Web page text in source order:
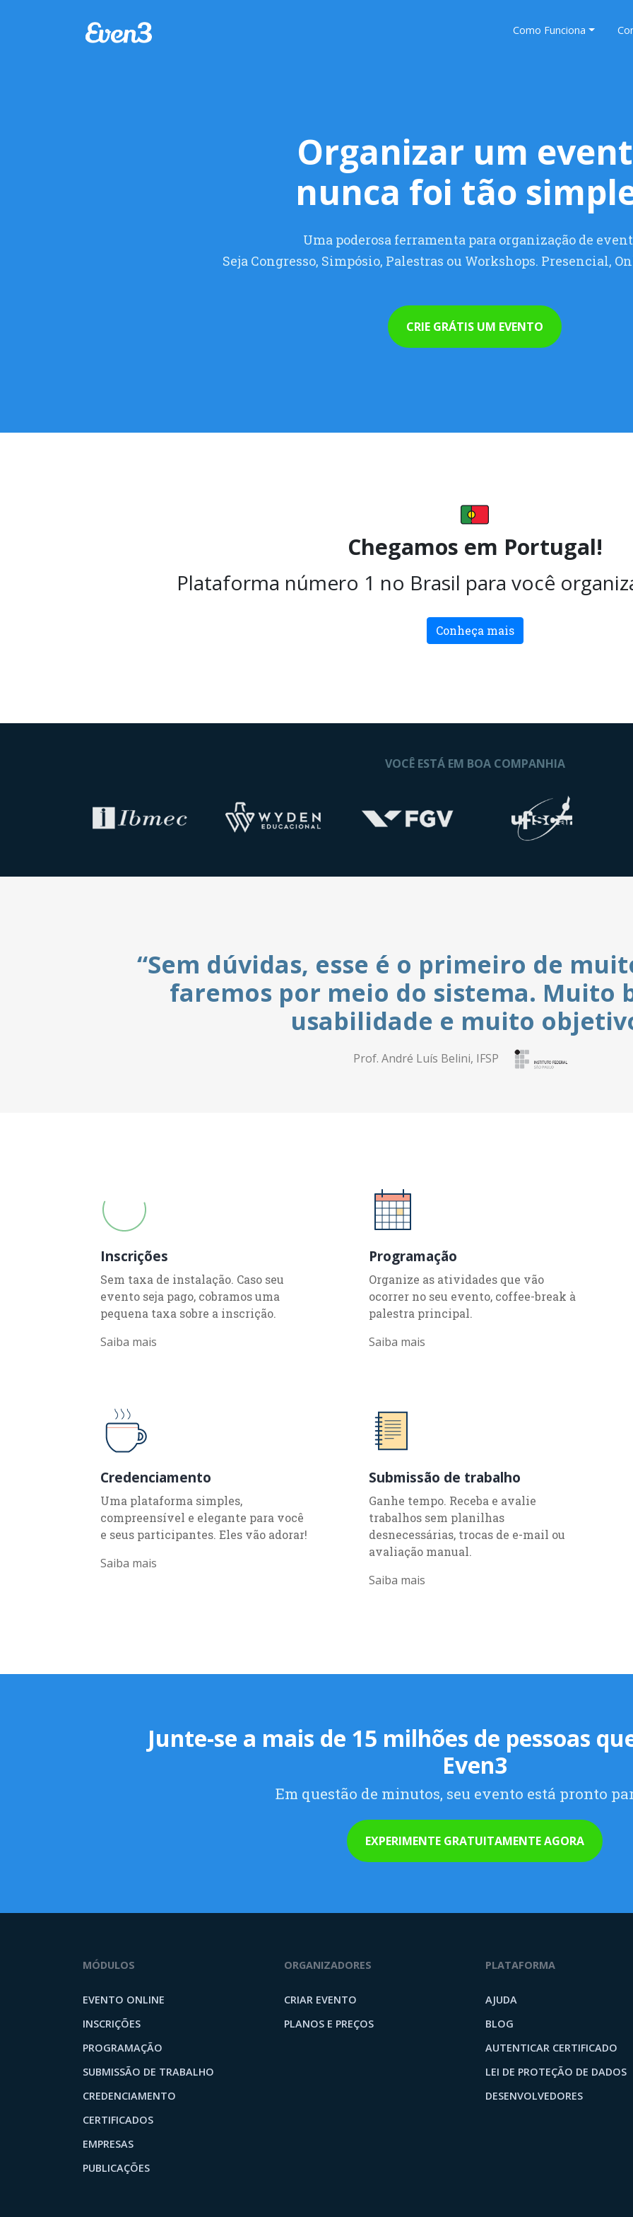
Como Funciona
Organizar um
nunca foi tão
Uma poderosa ferramenta para organização de
Seja Congresso, Simpósio, Palestras ou Workshops. Presencial,
CRIE GRÁTIS UM EVENTO
Chegamos em Portugal!
Plataforma número 1 no Brasil para você
Conheça mais
VOCÊ ESTÁ EM BOA COMPANHIA
“Sem dúvidas, esse é o primeiro de muitos
faremos por meio do sistema. Muito bom, de
usabilidade e muito objetivo.”
Prof. André Luís Belini, IFSP
Inscrições
Sem taxa de instalação. Caso seu
evento seja pago, cobramos uma
pequena taxa sobre a inscrição.
Saiba mais
Programação
Organize as atividades que vão
ocorrer no seu evento, coffee-break à
palestra principal.
Saiba mais
Credenciamento
Uma plataforma simples,
compreensível e elegante para você
e seus participantes. Eles vão adorar!
Saiba mais
Submissão de trabalho
Ganhe tempo. Receba e avalie
trabalhos sem planilhas
desnecessárias, trocas de e-mail ou
avaliação manual.
Saiba mais
Junte-se a mais de 15 milhões de pessoas
Even3
Em questão de minutos, seu evento está pronto
EXPERIMENTE GRATUITAMENTE AGORA
MÓDULOS
EVENTO ONLINE
INSCRIÇÕES
PROGRAMAÇÃO
SUBMISSÃO DE TRABALHO
CREDENCIAMENTO
CERTIFICADOS
EMPRESAS
PUBLICAÇÕES
ORGANIZADORES
CRIAR EVENTO
PLANOS E PREÇOS
PLATAFORMA
AJUDA
BLOG
AUTENTICAR CERTIFICADO
LEI DE PROTEÇÃO DE DADOS
DESENVOLVEDORES